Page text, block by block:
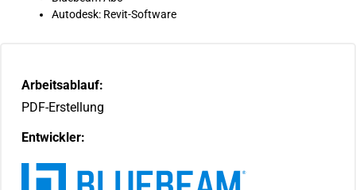
Arbeitsablauf:
PDF-Erstellung
Entwickler:
Autodesk: Revit-Software